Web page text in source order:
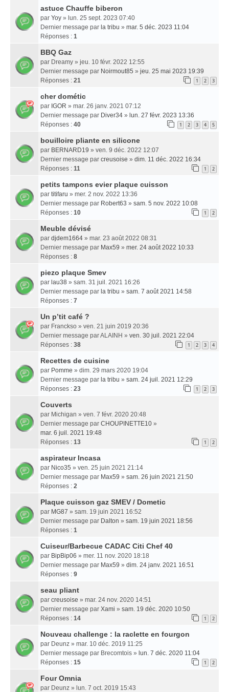
astuce Chauffe biberon
par Yoy » lun. 25 sept. 2023 07:40
Dernier message par la tribu » mar. 5 déc. 2023 11:04
Réponses : 1
BBQ Gaz
par Dreamy » jeu. 10 févr. 2022 12:55
Dernier message par Noirmout85 » jeu. 25 mai 2023 19:39
Réponses : 21 1 2 3
cher dométic
par IGOR » mar. 26 janv. 2021 07:12
Dernier message par Diver34 » lun. 27 févr. 2023 13:36
Réponses : 40 1 2 3 4 5
bouilloire pliante en silicone
par BERNARD19 » ven. 9 déc. 2022 12:07
Dernier message par creusoise » dim. 11 déc. 2022 16:34
Réponses : 11 1 2
petits tampons evier plaque cuisson
par titifaru » mer. 2 nov. 2022 13:36
Dernier message par Robert63 » sam. 5 nov. 2022 10:08
Réponses : 10 1 2
Meuble dévisé
par djdem1664 » mar. 23 août 2022 08:31
Dernier message par Max59 » mer. 24 août 2022 10:33
Réponses : 8
piezo plaque Smev
par lau38 » sam. 31 juil. 2021 16:26
Dernier message par la tribu » sam. 7 août 2021 14:58
Réponses : 7
Un p’tit café ?
par Franckso » ven. 21 juin 2019 20:36
Dernier message parALAINH » ven. 30 juil. 2021 22:04
Réponses : 38 1 2 3 4
Recettes de cuisine
par Pomme » dim. 29 mars 2020 19:04
Dernier message par la tribu » sam. 24 juil. 2021 12:29
Réponses : 23 1 2 3
Couverts
par Michigan » ven. 7 févr. 2020 20:48
Dernier message par CHOUPINETTE10 »
mar. 6 juil. 2021 19:48
Réponses : 13 1 2
aspirateur Incasa
par Nico35 » ven. 25 juin 2021 21:14
Dernier message par Max59 » sam. 26 juin 2021 21:50
Réponses : 2
Plaque cuisson gaz SMEV / Dometic
par MG87 » sam. 19 juin 2021 16:52
Dernier message par Dalton » sam. 19 juin 2021 18:56
Réponses : 1
Cuiseur/Barbecue CADAC Citi Chef 40
par BipBip06 » mer. 11 nov. 2020 18:18
Dernier message par Max59 » dim. 24 janv. 2021 16:51
Réponses : 9
seau pliant
par creusoise » mar. 24 nov. 2020 14:51
Dernier message par Xami » sam. 19 déc. 2020 10:50
Réponses : 14 1 2
Nouveau challenge : la raclette en fourgon
par Deunz » mar. 10 déc. 2019 11:25
Dernier message par Brecomtois » lun. 7 déc. 2020 11:04
Réponses : 15 1 2
Four Omnia
par Deunz » lun. 7 oct. 2019 15:43